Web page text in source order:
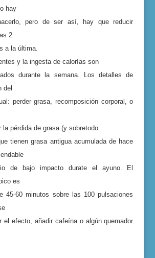
hay
pero de ser así, hay que reducir
2
a la última.
y la ingesta de calorías son
durante la semana. Los detalles de
del
perder grasa, recomposición corporal, o
la pérdida de grasa (y sobretodo
tienen grasa antigua acumulada de hace
de bajo impacto durate el ayuno. El
es
45-60 minutos sobre las 100 pulsaciones
el efecto, añadir cafeína o algún quemador